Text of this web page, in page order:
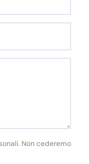
Non cederemo